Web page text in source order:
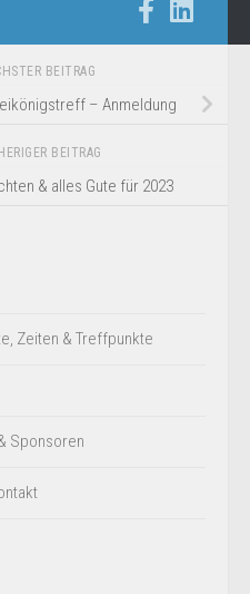
BEITRAG
– Anmeldung
BEITRAG
& alles Gute für 2023
Zeiten & Treffpunkte
Sponsoren